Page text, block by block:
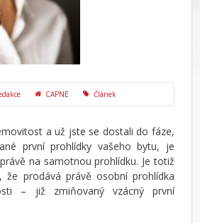
CAPNE Článek
a už jste se dostali do fáze,
první prohlídky vašeho bytu, je
na samotnou prohlídku. Je totiž
že prodává právě osobní prohlídka
– již zmiňovaný vzácný první